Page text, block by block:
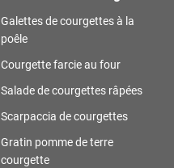
Galettes de courgettes à la
poêle
Courgette farcie au four
Salade de courgettes râpées
Scarpaccia de courgettes
Gratin pomme de terre
courgette